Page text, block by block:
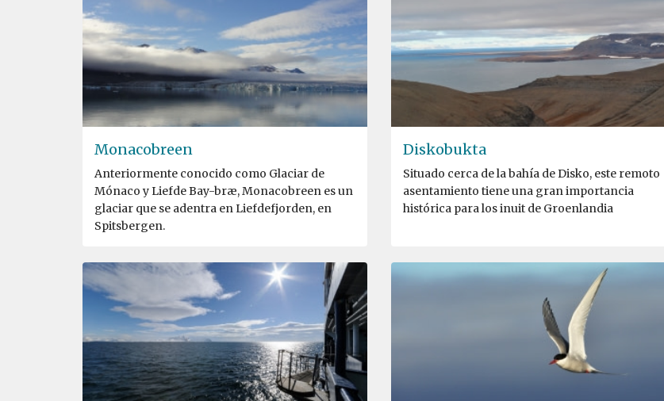
Monacobreen
Anteriormente conocido como Glaciar de
Mónaco y Liefde Bay-bræ, Monacobreen es un
glaciar que se adentra en Liefdefjorden, en
Spitsbergen.
Diskobukta
Situado cerca de la bahía de Disko, este remoto
asentamiento tiene una gran importancia
histórica para los inuit de Groenlandia